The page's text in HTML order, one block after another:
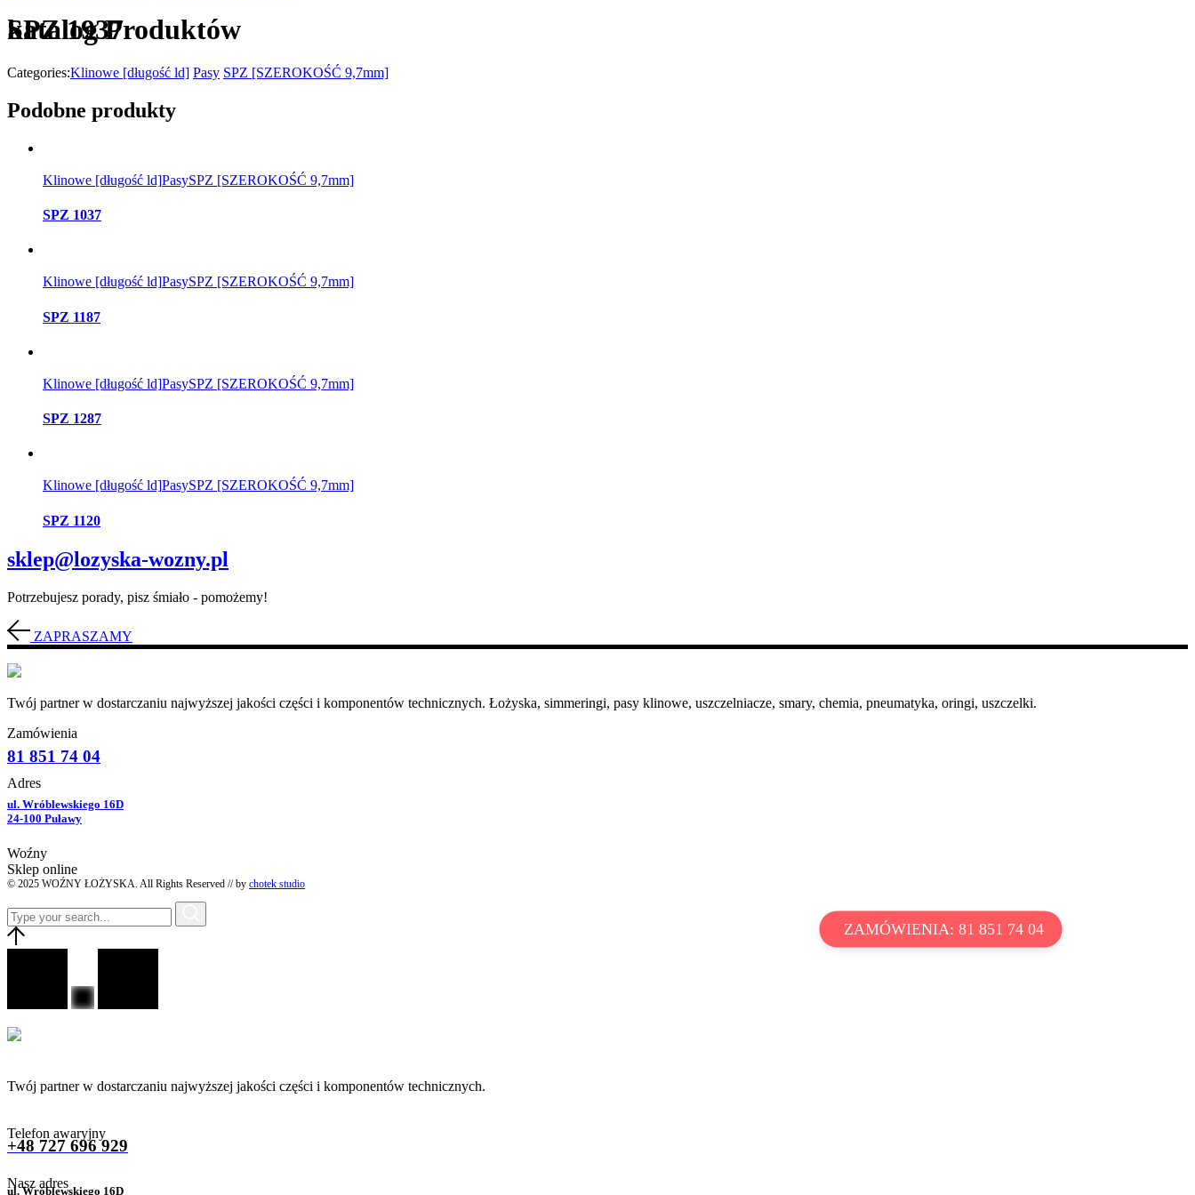
ZAMÓWIENIA: 81 851 74 04
katalog Produktów
SPZ 1937
Categories:Klinowe [długość ld] Pasy SPZ [SZEROKOŚĆ 9,7mm]
Podobne produkty
Klinowe [długość ld]PasySPZ [SZEROKOŚĆ 9,7mm]
SPZ 1037
Klinowe [długość ld]PasySPZ [SZEROKOŚĆ 9,7mm]
SPZ 1187
Klinowe [długość ld]PasySPZ [SZEROKOŚĆ 9,7mm]
SPZ 1287
Klinowe [długość ld]PasySPZ [SZEROKOŚĆ 9,7mm]
SPZ 1120
sklep@lozyska-wozny.pl
Potrzebujesz porady, pisz śmiało - pomożemy!
ZAPRASZAMY
Twój partner w dostarczaniu najwyższej jakości części i komponentów technicznych. Łożyska, simmeringi, pasy klinowe, uszczelniacze, smary, chemia, pneumatyka, oringi, uszczelki.
Zamówienia
81 851 74 04
Adres
ul. Wróblewskiego 16D
24-100 Puławy
Woźny
Sklep online
© 2025 WOŹNY ŁOŻYSKA. All Rights Reserved // by chotek studio
Twój partner w dostarczaniu najwyższej jakości części i komponentów technicznych.
Telefon awaryjny
+48 727 696 929
Nasz adres
ul. Wróblewskiego 16D